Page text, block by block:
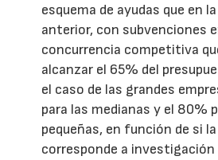
esquema de ayudas que en
anterior, con subvenciones
concurrencia competitiva
alcanzar el 65% del
el caso de las grandes
para las medianas y el 80%
pequeñas, en función de si
corresponde a